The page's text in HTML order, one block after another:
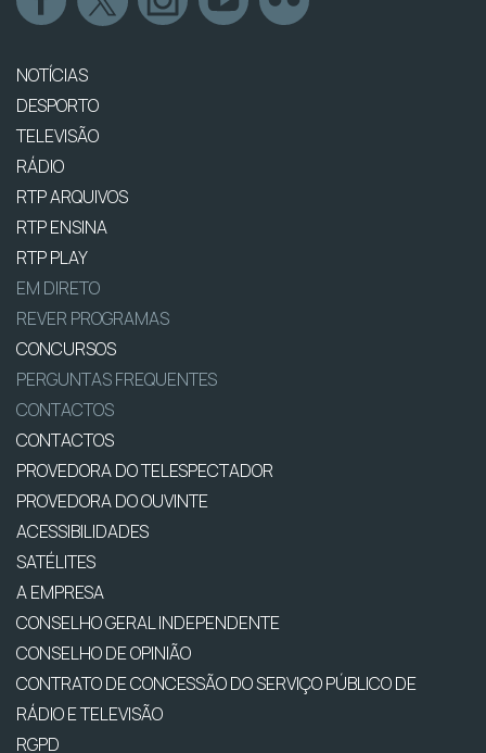
NOTÍCIAS
DESPORTO
TELEVISÃO
RÁDIO
RTP ARQUIVOS
RTP ENSINA
RTP PLAY
EM DIRETO
REVER PROGRAMAS
CONCURSOS
PERGUNTAS FREQUENTES
CONTACTOS
CONTACTOS
PROVEDORA DO TELESPECTADOR
PROVEDORA DO OUVINTE
ACESSIBILIDADES
SATÉLITES
A EMPRESA
CONSELHO GERAL INDEPENDENTE
CONSELHO DE OPINIÃO
CONTRATO DE CONCESSÃO DO SERVIÇO PÚBLICO DE
RÁDIO E TELEVISÃO
RGPD